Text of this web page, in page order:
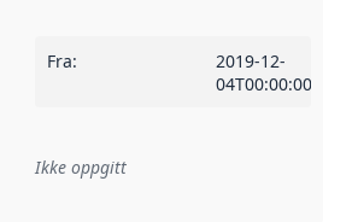
Fra:
2019-12-
04T00:00:00Z
Referanse til en implementasjonsregel
Ikke oppgitt